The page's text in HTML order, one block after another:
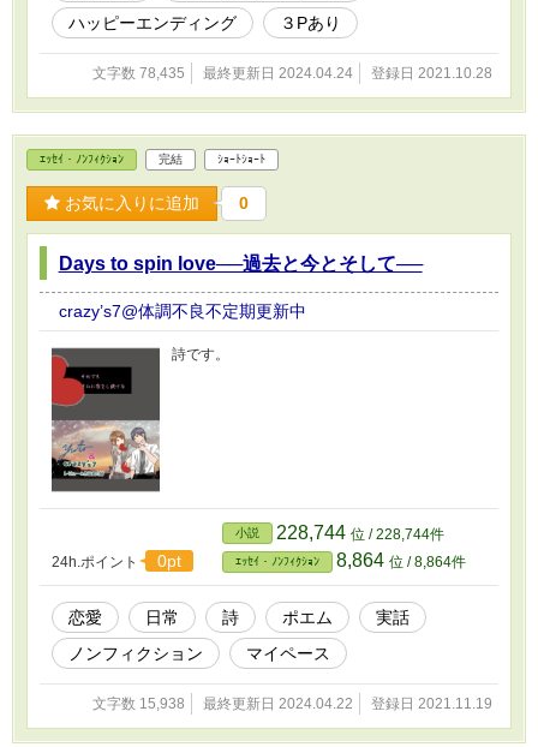
事は全て自分のためだと気付き、健気な想いに
ほだされた。恋人になれたことに満足をすれば
よいものの、不安で堪らない聖はその日のうち
に久隆に性交を迫り初めてを奪う。まだ性感帯
が子供の久隆は自分が感じないことに悩みを抱
てきた相手の子供は「運命の恋人」になるはず
の咲夜だった。彼に触れた瞬間、自分の中で何
かが変わり始め……
ハッピーエンディング
３Pあり
文字数 78,435 最終更新日 2024.04.24 登録日 2021.10.28
ｴｯｾｲ・ﾉﾝﾌｨｸｼｮﾝ 完結 ｼｮｰﾄｼｮｰﾄ
お気に入りに追加 0
Days to spin love──過去と今とそして──
crazy’s7@体調不良不定期更新中
詩です。
24h.ポイント 0pt
小説 228,744 位 / 228,744件
ｴｯｾｲ・ﾉﾝﾌｨｸｼｮﾝ 8,864 位 / 8,864件
恋愛 日常 詩 ポエム
実話
ノンフィクション
マイペース
文字数 15,938 最終更新日 2024.04.22 登録日 2021.11.19